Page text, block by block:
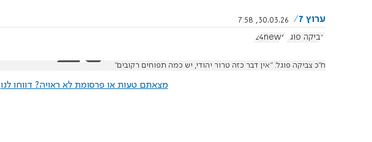
ערוץ 7
30.03.26, 7:58
צביקה פוגל
i24news
ח"כ צביקה פוגל: "אין דבר כזה טרור יהודי, יש כמה תפוחים רקובים"
מצאתם טעות או פרסומת לא ראויה? דווחו לנו